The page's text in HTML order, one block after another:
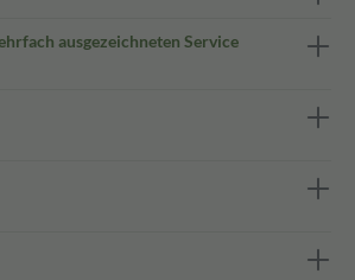
ausgezeichneten Service